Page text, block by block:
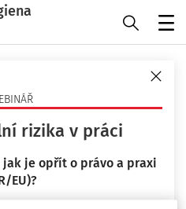
rizika v práci
je opřít o právo a praxi
EU)?
PREVENCE
PLYNOVÁ ZAŘÍZENÍ
ŘÍZENÍ RIZIK